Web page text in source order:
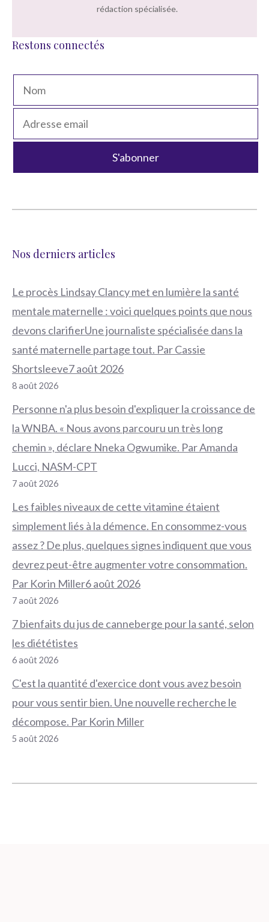
rédaction spécialisée.
Restons connectés
Nos derniers articles
Le procès Lindsay Clancy met en lumière la santé
mentale maternelle : voici quelques points que nous
devons clarifierUne journaliste spécialisée dans la
santé maternelle partage tout. Par Cassie
Shortsleeve7 août 2026
8 août 2026
Personne n'a plus besoin d'expliquer la croissance de
la WNBA. « Nous avons parcouru un très long
chemin », déclare Nneka Ogwumike. Par Amanda
Lucci, NASM-CPT
7 août 2026
Les faibles niveaux de cette vitamine étaient
simplement liés à la démence. En consommez-vous
assez ? De plus, quelques signes indiquent que vous
devrez peut-être augmenter votre consommation.
Par Korin Miller6 août 2026
7 août 2026
7 bienfaits du jus de canneberge pour la santé, selon
les diététistes
6 août 2026
C'est la quantité d'exercice dont vous avez besoin
pour vous sentir bien. Une nouvelle recherche le
décompose. Par Korin Miller
5 août 2026